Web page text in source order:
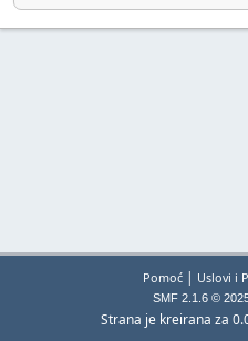
Pomoć| Uslovi i
SMF 2.1.6 ©
Strana je kreirana za